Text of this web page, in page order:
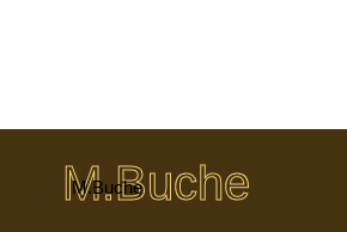
M.Buche
M.Buche